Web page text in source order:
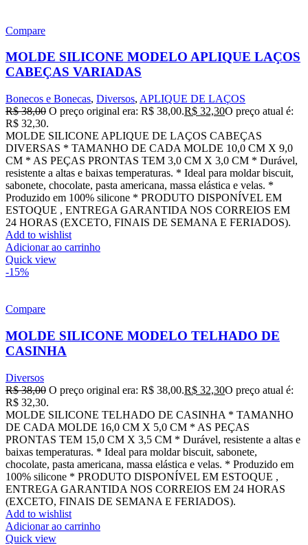
Compare
MOLDE SILICONE MODELO APLIQUE LAÇOS
CABEÇAS VARIADAS
Bonecos e Bonecas, Diversos, APLIQUE DE LAÇOS
R$38,00 O preço original era: R$ 38,00.R$ 32,30O preço atual é:
R$ 32,30.
MOLDE SILICONE APLIQUE DE LAÇOS CABEÇAS
DIVERSAS * TAMANHO DE CADA MOLDE 10,0 CM X 9,0
CM * AS PEÇAS PRONTAS TEM 3,0 CM X 3,0 CM * Durável,
resistente a altas e baixas temperaturas. * Ideal para moldar biscuit,
sabonete, chocolate, pasta americana, massa elástica e velas. *
Produzido em 100% silicone * PRODUTO DISPONÍVEL EM
ESTOQUE , ENTREGA GARANTIDA NOS CORREIOS EM
24 HORAS (EXCETO, FINAIS DE SEMANA E FERIADOS).
Add to wishlist
Adicionar ao carrinho
Quick view
-15%
Compare
MOLDE SILICONE MODELO TELHADO DE
CASINHA
Diversos
R$38,00 O preço original era: R$ 38,00.R$ 32,30O preço atual é:
R$ 32,30.
MOLDE SILICONE TELHADO DE CASINHA * TAMANHO
DE CADA MOLDE 16,0 CM X 5,0 CM * AS PEÇAS
PRONTAS TEM 15,0 CM X 3,5 CM * Durável, resistente a altas e
baixas temperaturas. * Ideal para moldar biscuit, sabonete,
chocolate, pasta americana, massa elástica e velas. * Produzido em
100% silicone * PRODUTO DISPONÍVEL EM ESTOQUE ,
ENTREGA GARANTIDA NOS CORREIOS EM 24 HORAS
(EXCETO, FINAIS DE SEMANA E FERIADOS).
Add to wishlist
Adicionar ao carrinho
Quick view